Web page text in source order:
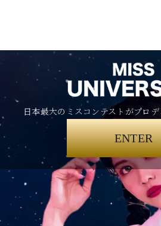
日本最大のミスコンテストがプロ
ENTER